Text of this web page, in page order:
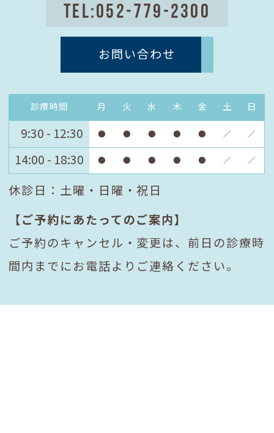
TEL:052-779-2300
お問い合わせ
診療時間 月 火 水 木 金 土 日
9:30 - 12:30 ● ● ● ● ● ／ ／
14:00 - 18:30 ● ● ● ● ● ／ ／
休診日：土曜・日曜・祝日
【ご予約にあたってのご案内】
ご予約のキャンセル・変更は、前日の診療時
間内までにお電話よりご連絡ください。